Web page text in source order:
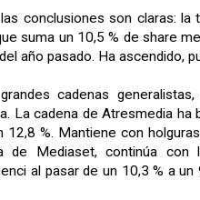
conclusiones son claras: la
suma un 10,5 % de share
año pasado. Ha ascendido,
cadenas
La cadena de Atresmedia ha
12,8 %. Mantiene con
de Mediaset, continúa con
al pasar de un 10,3 % a